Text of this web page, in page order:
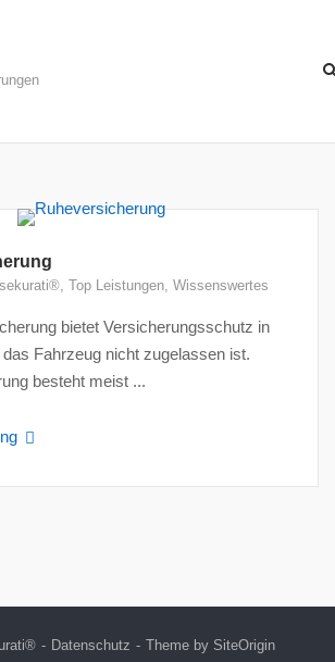
, Top Leistungen, Wissenswertes
bietet Versicherungsschutz in
Fahrzeug nicht zugelassen ist.
besteht meist ...
Datenschutz Theme by SiteOrigin